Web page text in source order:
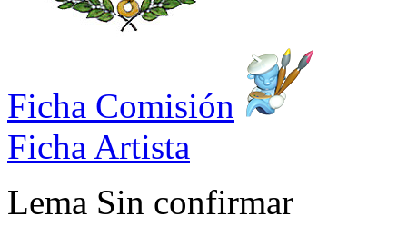
Ficha Comisión
Ficha Artista
Lema Sin confirmar